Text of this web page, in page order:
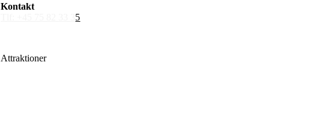
Kontakt
5
Attraktioner